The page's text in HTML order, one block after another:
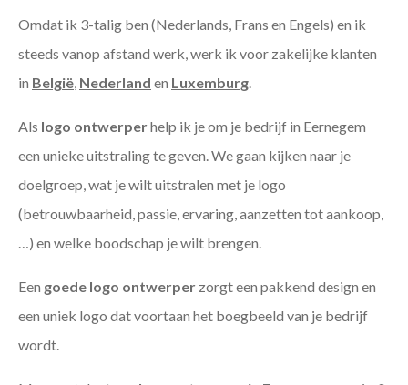
Omdat ik 3-talig ben (Nederlands, Frans en Engels) en ik
steeds vanop afstand werk, werk ik voor zakelijke klanten
in België, Nederland en Luxemburg.
Als logo ontwerperhelp ik je om je bedrijf in Eernegem
een unieke uitstraling te geven. We gaan kijken naar je
doelgroep, wat je wilt uitstralen met je logo
(betrouwbaarheid, passie, ervaring, aanzetten tot aankoop,
…) en welke boodschap je wilt brengen.
Een goede logo ontwerper zorgt een pakkend design en
een uniek logo dat voortaan het boegbeeld van je bedrijf
wordt.